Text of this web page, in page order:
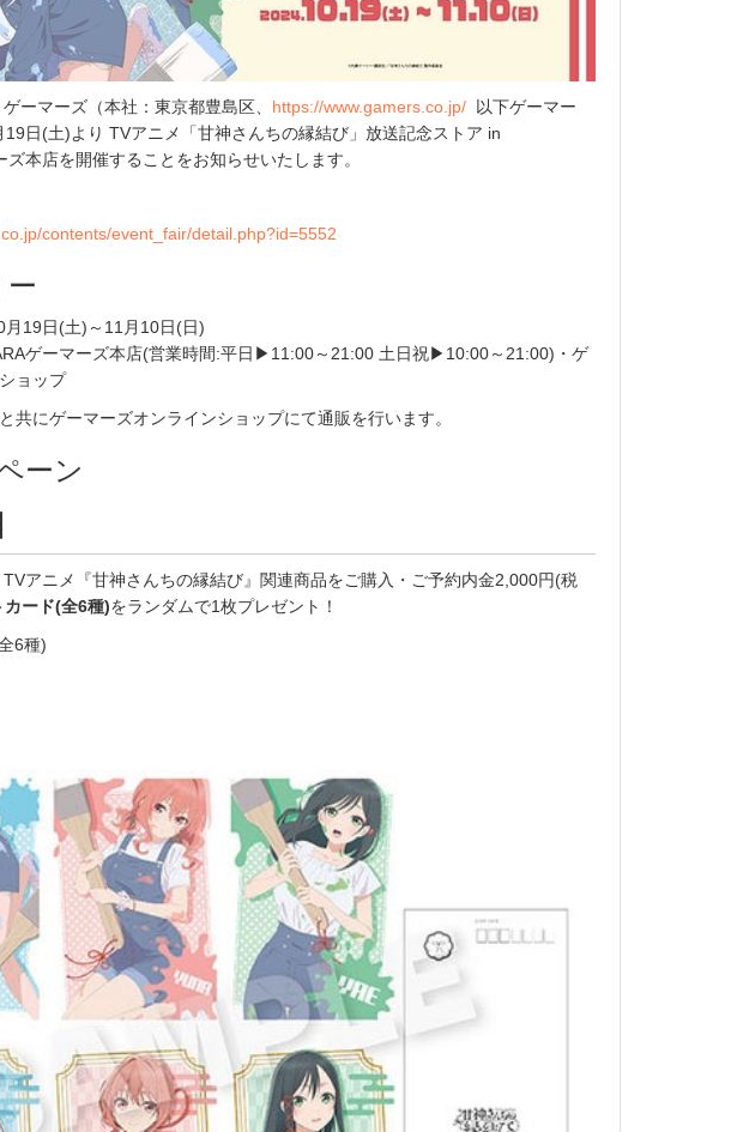
ーマーズ（本社：東京都豊島区、 https://www.gamers.co.jp/ 以下ゲーマー
19日(土)より TVアニメ「甘神さんちの縁結び」放送記念ストア in
ズ本店を開催することをお知らせいたします。
contents/event_fair/detail.php?id=5552
ー
月19日(土)～11月10日(日)
ゲーマーズ本店(営業時間:平日▶11:00～21:00 土日祝▶10:00～21:00)・ゲ
ョップ
共にゲーマーズオンラインショップにて通販を行います。
ーン
アニメ『甘神さんちの縁結び』関連商品をご購入・ご予約内金2,000円(税
カード(全6種)をランダムで1枚プレゼント！
6種)